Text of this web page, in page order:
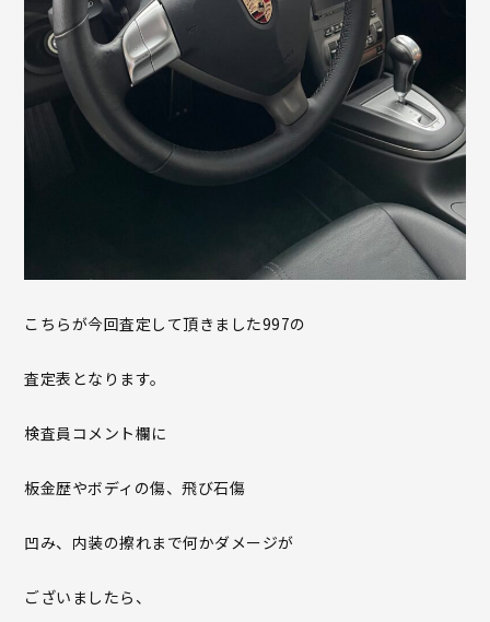
こちらが今回査定して頂きました997の
査定表となります。
検査員コメント欄に
板金歴やボディの傷、飛び石傷
凹み、内装の擦れまで何かダメージが
ございましたら、